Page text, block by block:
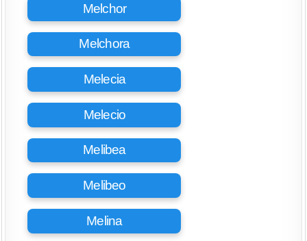
Melchor
Melchora
Melecia
Melecio
Melibea
Melibeo
Melina